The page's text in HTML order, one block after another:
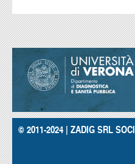
© 2011-2024 | ZADIG SRL